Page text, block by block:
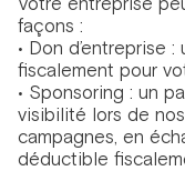
façons :
• Don d’entreprise
fiscalement pour
• Sponsoring : un
visibilité lors de
campagnes, en
déductible